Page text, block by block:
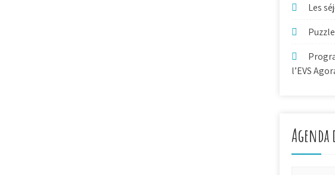
Les
l’EVS
Agenda